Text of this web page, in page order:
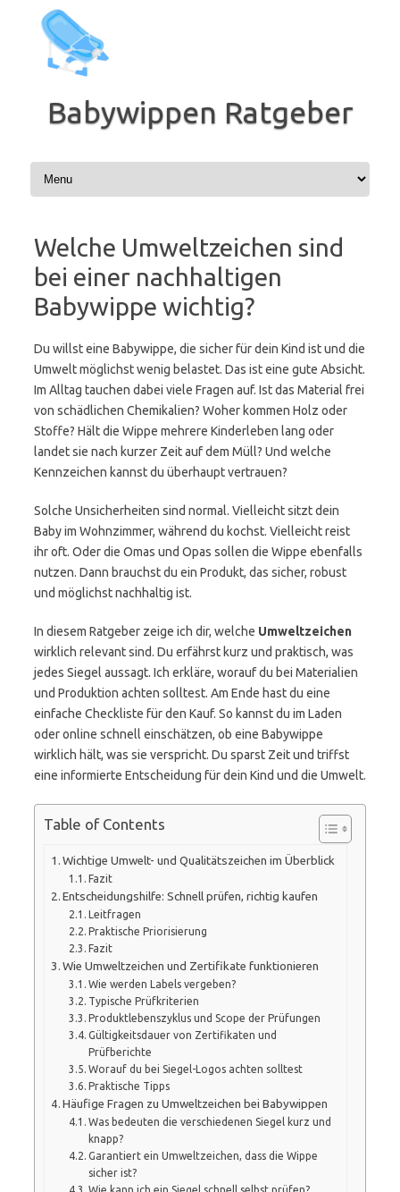
Inhalt
springen
Babywippen Ratgeber
Welche Umweltzeichen sind
bei einer nachhaltigen
Babywippe wichtig?
Du willst eine Babywippe, die sicher für dein Kind ist und die
Umwelt möglichst wenig belastet. Das ist eine gute Absicht.
Im Alltag tauchen dabei viele Fragen auf. Ist das Material frei
von schädlichen Chemikalien? Woher kommen Holz oder
Stoffe? Hält die Wippe mehrere Kinderleben lang oder
landet sie nach kurzer Zeit auf dem Müll? Und welche
Kennzeichen kannst du überhaupt vertrauen?
Solche Unsicherheiten sind normal. Vielleicht sitzt dein
Baby im Wohnzimmer, während du kochst. Vielleicht reist
ihr oft. Oder die Omas und Opas sollen die Wippe ebenfalls
nutzen. Dann brauchst du ein Produkt, das sicher, robust
und möglichst nachhaltig ist.
In diesem Ratgeber zeige ich dir, welche Umweltzeichen
wirklich relevant sind. Du erfährst kurz und praktisch, was
jedes Siegel aussagt. Ich erkläre, worauf du bei Materialien
und Produktion achten solltest. Am Ende hast du eine
einfache Checkliste für den Kauf. So kannst du im Laden
oder online schnell einschätzen, ob eine Babywippe
wirklich hält, was sie verspricht. Du sparst Zeit und triffst
eine informierte Entscheidung für dein Kind und die Umwelt.
Table of Contents
Wichtige Umwelt- und Qualitätszeichen im Überblick
Fazit
Entscheidungshilfe: Schnell prüfen, richtig kaufen
Leitfragen
Praktische Priorisierung
Fazit
Wie Umweltzeichen und Zertifikate funktionieren
Wie werden Labels vergeben?
Typische Prüfkriterien
Produktlebenszyklus und Scope der Prüfungen
Gültigkeitsdauer von Zertifikaten und
Prüfberichte
Worauf du bei Siegel-Logos achten solltest
Praktische Tipps
Häufige Fragen zu Umweltzeichen bei Babywippen
Was bedeuten die verschiedenen Siegel kurz und
knapp?
Garantiert ein Umweltzeichen, dass die Wippe
sicher ist?
Wie kann ich ein Siegel schnell selbst prüfen?